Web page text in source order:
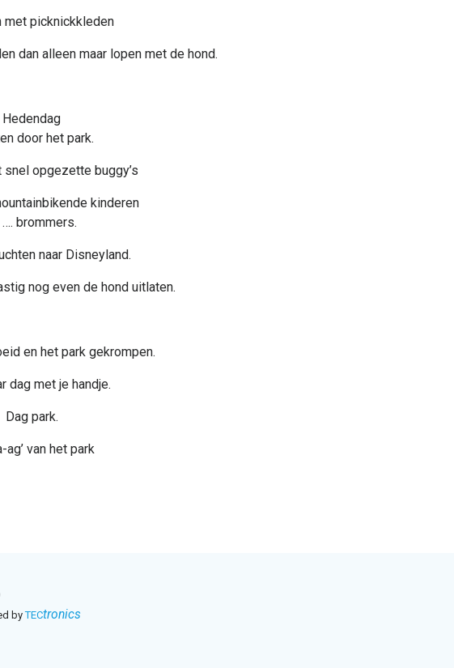
met picknickkleden
dan alleen maar lopen met de hond.
Hedendag
door het park.
opgezette buggy’s
kinderen
brommers.
naar Disneyland.
nog even de hond uitlaten.
en het park gekrompen.
dag met je handje.
Dag park.
ag’ van het park
byTECtronics